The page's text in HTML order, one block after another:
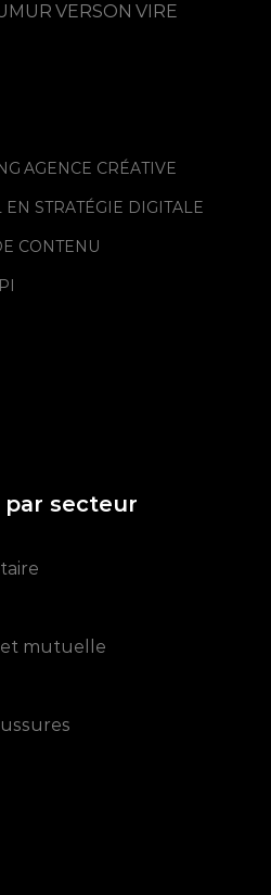
par secteur
et mutuelle
VERSON VIRE
AGENCE CRÉATIVE
STRATÉGIE DIGITALE
CONTENU